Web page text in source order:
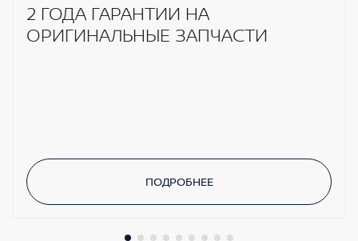
2 ГОДА ГАРАНТИИ НА
ОРИГИНАЛЬНЫЕ ЗАПЧАСТИ
ПОДРОБНЕЕ